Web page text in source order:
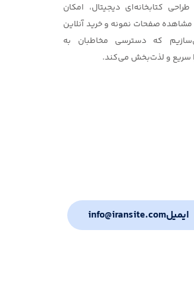
کتابخانه‌ای دیجیتال، امکان
صفحات نمونه و خرید آنلاین
که دسترسی مخاطبان به
سریع و لذت‌بخش می‌کند.
ایمیلinfo@iransite.com